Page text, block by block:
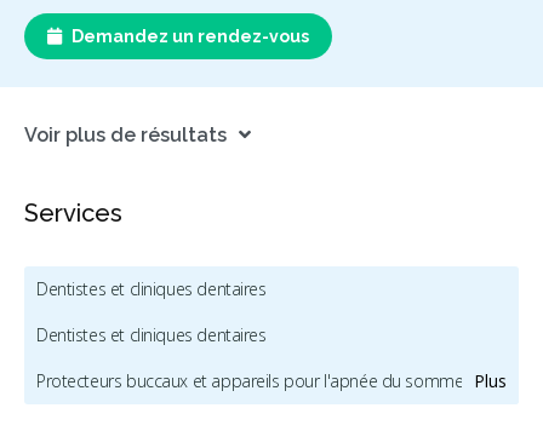
Demandez un rendez-vous
Voir plus de résultats
Services
Plus
Dentistes et cliniques dentaires
Dentistes et cliniques dentaires
Protecteurs buccaux et appareils pour l'apnée du sommeil